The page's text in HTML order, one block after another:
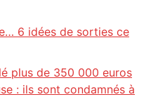
6 idées de sorties ce
plus de 350 000 euros
: ils sont condamnés à